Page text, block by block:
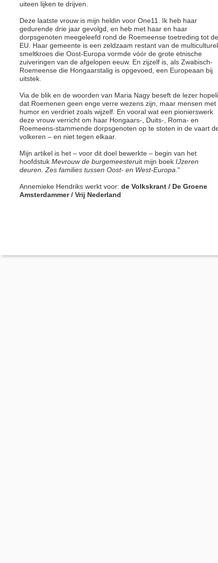
uiteen lijken te drijven.
Deze laatste vrouw is mijn heldin voor One11. Ik heb haar
gedurende drie jaar gevolgd, en heb met haar en haar
dorpsgenoten meegeleefd rond de Roemeense toetreding tot de
EU. Haar gemeente is een zeldzaam restant van de
smeltkroes die Oost-Europa vormde vóór de grote etnische
zuiveringen van de afgelopen eeuw. En zijzelf is, als Zwabisch-
Roemeense die Hongaarstalig is opgevoed, een Europeaan bij
uitstek.
Via de blik en de woorden van Maria Nagy beseft de lezer
dat Roemenen geen enge verre wezens zijn, maar mensen met
humor en verdriet zoals wijzelf. En vooral wat een pionierswerk
deze vrouw verricht om haar Hongaars-, Duits-, Roma- en
Roemeens-stammende dorpsgenoten op te stoten in de vaart
volkeren – en niet tegen elkaar.
Mijn artikel is het – voor dit doel bewerkte – begin van het
hoofdstuk Mevrouw de burgemeesteruit mijn boek IJzeren
deuren. Zes families tussen Oost- en West-Europa."
Annemieke Hendriks werkt voor: de Volkskrant / De Groene
Amsterdammer / Vrij Nederland